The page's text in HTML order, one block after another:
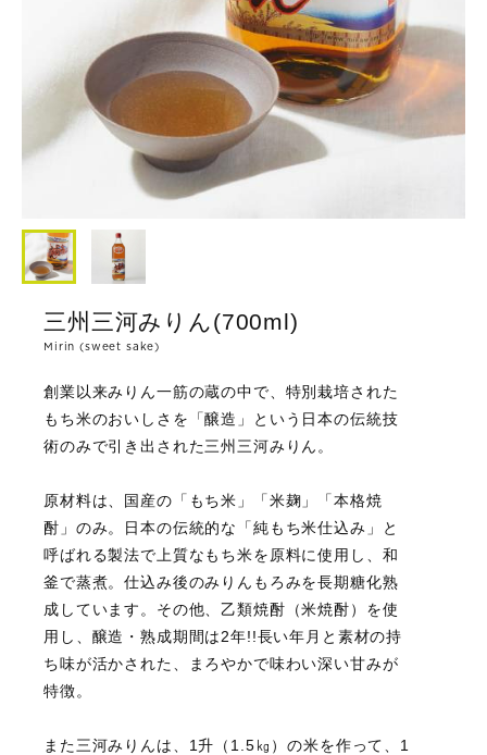
三州三河みりん(700ml)
Mirin (sweet sake)
創業以来みりん一筋の蔵の中で、特別栽培された
もち米のおいしさを「醸造」という日本の伝統技
術のみで引き出された三州三河みりん。
原材料は、国産の「もち米」「米麹」「本格焼
酎」のみ。日本の伝統的な「純もち米仕込み」と
呼ばれる製法で上質なもち米を原料に使用し、和
釜で蒸煮。仕込み後のみりんもろみを長期糖化熟
成しています。その他、乙類焼酎（米焼酎）を使
用し、醸造・熟成期間は2年!!長い年月と素材の持
ち味が活かされた、まろやかで味わい深い甘みが
特徴。
また三河みりんは、1升（1.5㎏）の米を作って、1